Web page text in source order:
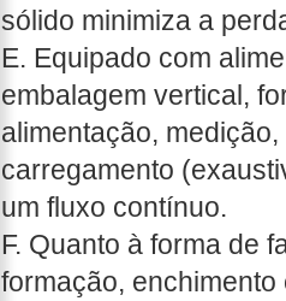
sólido minimiza a
E. Equipado com
embalagem vertical,
alimentação,
carregamento
um fluxo contínuo.
F. Quanto à forma de
formação,